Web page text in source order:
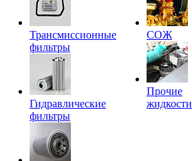
Трансмиссионные
фильтры
Гидравлические
фильтры
СОЖ
Прочие
жидкости